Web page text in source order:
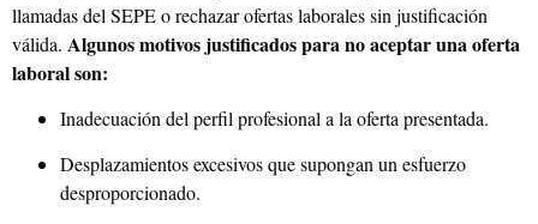
llamadas del SEPE o rechazar ofertas laborales sin justificación
válida. Algunos motivos justificados para no aceptar una oferta
laboral son:
Inadecuación del perfil profesional a la oferta presentada.
Desplazamientos excesivos que supongan un esfuerzo
desproporcionado.